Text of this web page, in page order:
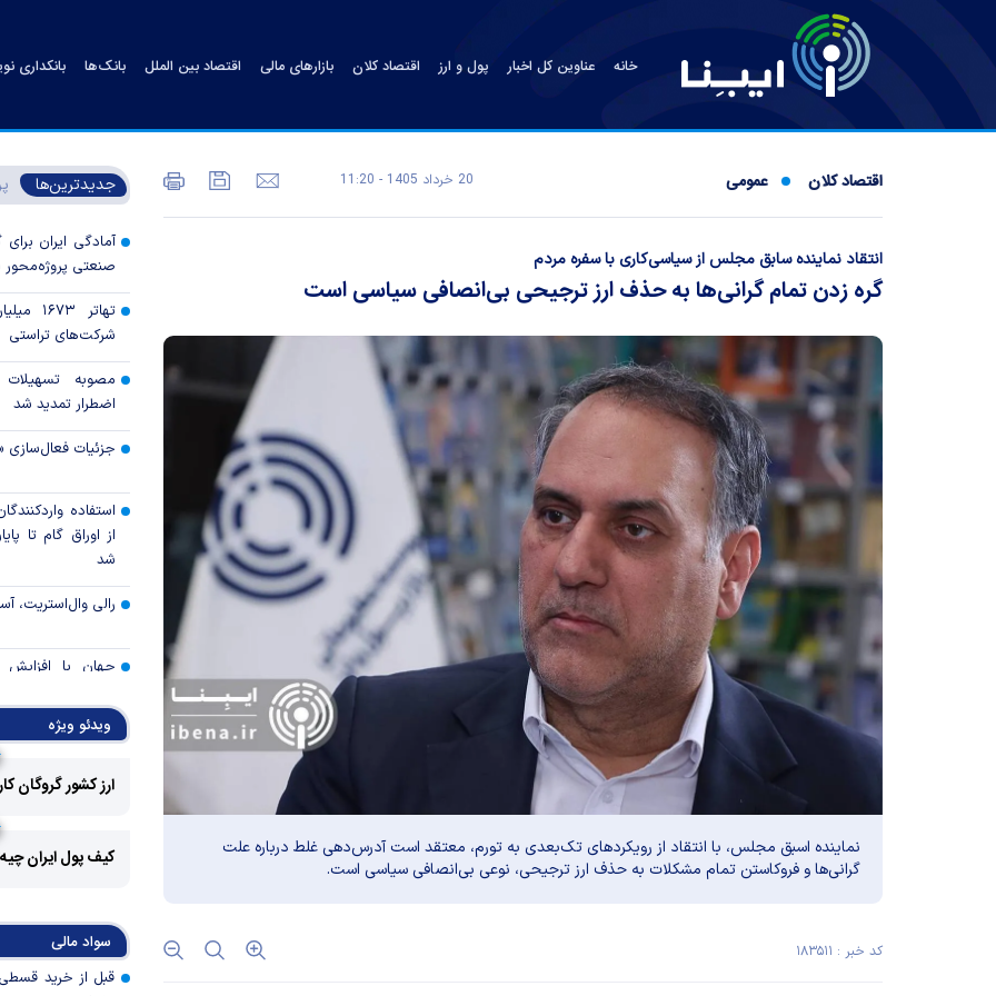
خانه عناوین کل اخبار پول و ارز اقتصاد کلان بازارهای مالی اقتصاد بین الملل بانک‌ها بانکداری
اقتصاد کلان عمومی 20 خرداد 1405 - 11:20
انتقاد نماینده سابق مجلس از سیاسی‌کاری با سفره مردم
گره زدن تمام گرانی‌ها به حذف ارز ترجیحی بی‌انصافی سیاسی است
نماینده اسبق مجلس، با انتقاد از رویکردهای تک‌بعدی به تورم، معتقد است آدرس‌دهی غلط درباره علت
گرانی‌ها و فروکاستن تمام مشکلات به حذف ارز ترجیحی، نوعی بی‌انصافی سیاسی است.
کد خبر : ۱۸۳۵۱۱
جدیدترین‌ها
آمادگی ایران
صنعتی
تهاتر
شرکت‌های تراستی
مصوبه
اضطرار تمدید شد
جزئیات فعال‌سازی
استفاده
شد
رالی وال‌استریت،
جهان با
توسط بانک
پروژه‌ها در اولویت
اولویت‌های
اقتصاد جنگی
امروز پنجشنبه ۱۵ مرداد ۱۴۰۵
سقوط ارزهای
کارت‌های بازرگانی
ویدئو ویژه
ارز کشور گروگان
کیف پول ایران
سواد مالی